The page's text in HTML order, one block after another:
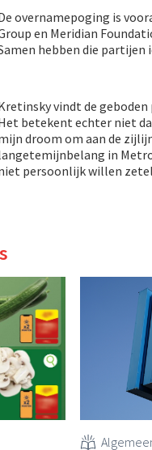
overnamepoging is
en Meridian
hebben die partijen
vindt de
betekent echter niet
droom om aan de
in
persoonlijk willen